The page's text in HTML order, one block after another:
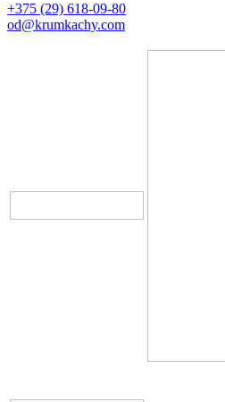
+375 (29) 618-09-80
od@krumkachy.com